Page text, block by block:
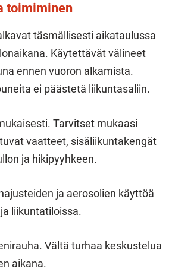
toimiminen
täsmällisesti aikataulussa
Käytettävät välineet
ennen vuoron alkamista.
ei päästetä liikuntasaliin.
Tarvitset mukaasi
vaatteet, sisäliikuntakengät
ja hikipyyhkeen.
ja aerosolien käyttöä
liikuntatiloissa.
Vältä turhaa keskustelua
aikana.